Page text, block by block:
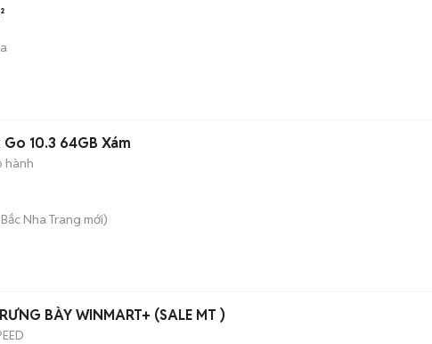
10.3 64GB Xám
hành
Bắc Nha Trang mới)
BÀY WINMART+ (SALE MT )